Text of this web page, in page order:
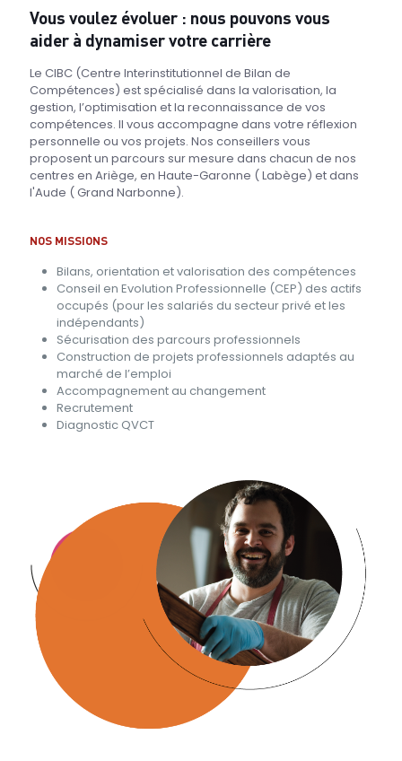
Vous voulez évoluer : nous pouvons vous
aider à dynamiser votre carrière
Le CIBC (Centre Interinstitutionnel de Bilan de
Compétences) est spécialisé dans la valorisation, la
gestion, l’optimisation et la reconnaissance de vos
compétences. Il vous accompagne dans votre réflexion
personnelle ou vos projets. Nos conseillers vous
proposent un parcours sur mesure dans chacun de nos
centres en Ariège, en Haute-Garonne ( Labège) et dans
l'Aude ( Grand Narbonne).
NOS MISSIONS
Bilans, orientation et valorisation des compétences
Conseil en Evolution Professionnelle (CEP) des actifs
occupés (pour les salariés du secteur privé et les
indépendants)
Sécurisation des parcours professionnels
Construction de projets professionnels adaptés au
marché de l’emploi
Accompagnement au changement
Recrutement
Diagnostic QVCT